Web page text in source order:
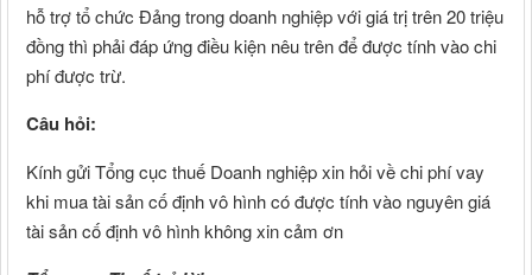
hỗ trợ tổ chức Đảng trong doanh nghiệp với giá trị trên 20 triệu
đồng thì phải đáp ứng điều kiện nêu trên để được tính vào chi
phí được trừ.
Câu hỏi:
Kính gửi Tổng cục thuế Doanh nghiệp xin hỏi về chi phí vay
khi mua tài sản cố định vô hình có được tính vào nguyên giá
tài sản cố định vô hình không xin cảm ơn